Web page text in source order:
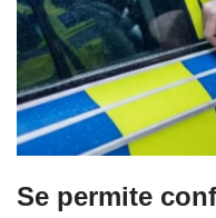
Se permite